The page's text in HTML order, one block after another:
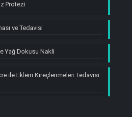
Protezi
ve Tedavisi
Yağ Dokusu Nakli
ile Eklem Kireçlenmeleri Tedavisi